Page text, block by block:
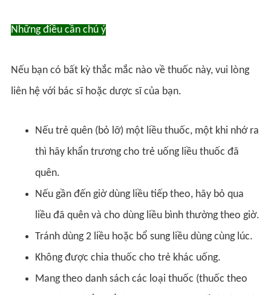
Những điều cần chú ý
Nếu bạn có bất kỳ thắc mắc nào về thuốc này, vui lòng
liên hệ với bác sĩ hoặc dược sĩ của bạn.
Nếu trẻ quên (bỏ lỡ) một liều thuốc, một khi nhớ ra
thì hãy khẩn trương cho trẻ uống liều thuốc đã
quên.
Nếu gần đến giờ dùng liều tiếp theo, hãy bỏ qua
liều đã quên và cho dùng liều bình thường theo giờ.
Tránh dùng 2 liều hoặc bổ sung liều dùng cùng lúc.
Không được chia thuốc cho trẻ khác uống.
Mang theo danh sách các loại thuốc (thuốc theo